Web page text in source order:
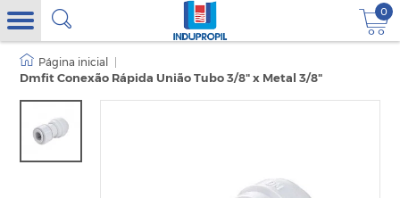
0
Dmfit Conexão Rápida União Tubo 3/8" x Metal 3/8"